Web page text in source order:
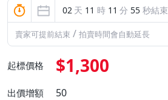
02 天 11 時 11 分 53 秒結束
賣家可提前結束 / 拍賣時間會自動延長
起標價格 $1,300
出價增額 50